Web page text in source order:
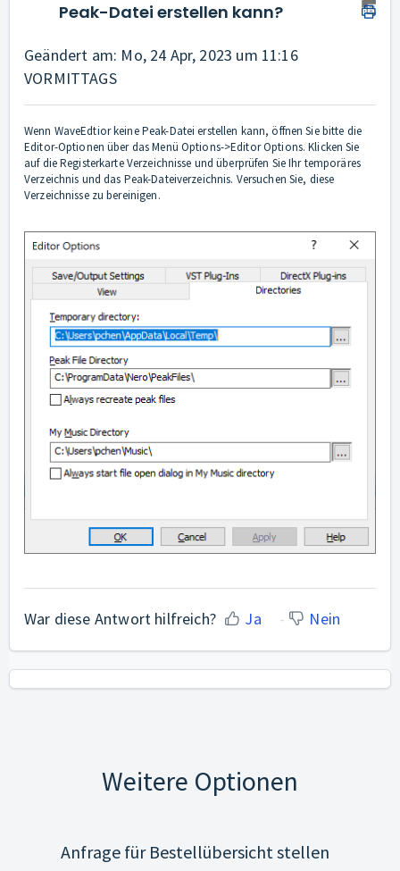
Peak-Datei erstellen kann?
Geändert am: Mo, 24 Apr, 2023 um 11:16
VORMITTAGS
Wenn WaveEdtior keine Peak-Datei erstellen kann, öffnen Sie bitte die
Editor-Optionen über das Menü Options->Editor Options. Klicken Sie
auf die Registerkarte Verzeichnisse und überprüfen Sie Ihr temporäres
Verzeichnis und das Peak-Dateiverzeichnis. Versuchen Sie, diese
Verzeichnisse zu bereinigen.
War diese Antwort hilfreich? Ja Nein
Weitere Optionen
Anfrage für Bestellübersicht stellen